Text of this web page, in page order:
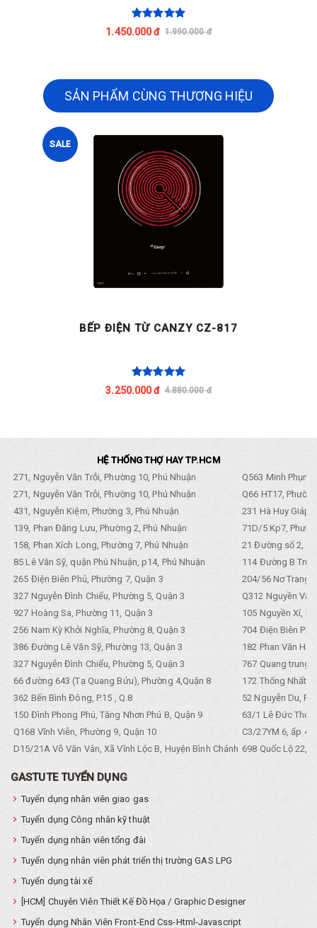
1.450.000 đ 1.990.000 đ
SẢN PHẨM CÙNG THƯƠNG HIỆU
SALE
BẾP ĐIỆN TỪ CANZY CZ-817
3.250.000 đ 4.880.000 đ
HỆ THỐNG THỢ HAY TP.HCM
271, Nguyễn Văn Trỗi, Phường 10, Phú Nhuận
Q563 Minh
271, Nguyễn Văn Trỗi, Phường 10, Phú Nhuận
Q66 HT17,
431, Nguyễn Kiệm, Phường 3, Phú Nhuận
231 Hà Huy Giáp,
139, Phan Đăng Lưu, Phường 2, Phú Nhuận
71D/5 Kp7,
158, Phan Xích Long, Phường 7, Phú Nhuận
21 Đường số 2,
85 Lê Văn Sỹ, quận Phú Nhuận, p14, Phú Nhuận
114 Đường B
265 Điện Biên Phủ, Phường 7, Quận 3
204/56 Nơ Trang
327 Nguyễn Đình Chiểu, Phường 5, Quận 3
Q312 Nguyền
927 Hoàng Sa, Phường 11, Quận 3
105 Nguyền Xí,
256 Nam Kỳ Khởi Nghĩa, Phường 8, Quận 3
704 Điện Biên
386 Đường Lê Văn Sỹ, Phường 13, Quận 3
182 Phan Văn
327 Nguyễn Đình Chiểu, Phường 5, Quận 3
767 Quang trung,
66 đường 643 (Tạ Quang Bửu), Phường 4,Quận 8
172 Thống Nhất.
362 Bến Bình Đông, P.15 , Q.8
52 Nguyễn Du,
150 Đình Phong Phú, Tăng Nhơn Phú B, Quận 9
63/1 Lê Đức Thọ,
Q168 Vĩnh Viễn, Phường 9, Quận 10
C3/27YM 6, ấp 4,
D15/21A Võ Văn Vân, Xã Vĩnh Lộc B, Huyện Bình Chánh 698 Quốc Lộ 22,
GASTUTE TUYỂN DỤNG
Tuyển dụng nhân viên giao gas
Tuyển dụng Công nhân kỹ thuật
Tuyển dụng nhân viên tổng đài
Tuyển dụng nhân viên phát triển thị trường GAS LPG
Tuyển dụng tài xế
[HCM] Chuyên Viên Thiết Kế Đồ Họa / Graphic Designer
Tuyển dụng Nhân Viên Front-End Css-Html-Javascript